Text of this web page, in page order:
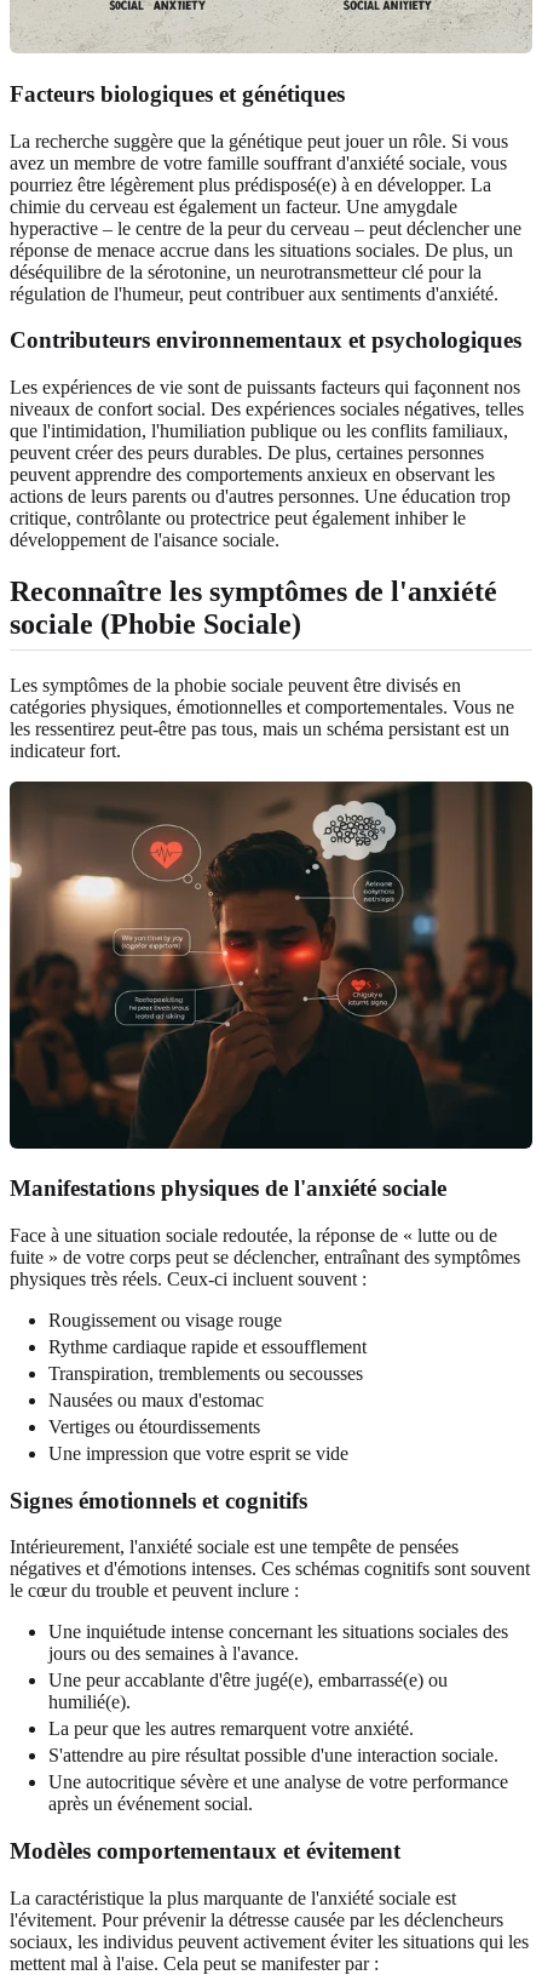
Facteurs biologiques et génétiques
La recherche suggère que la génétique peut jouer un rôle. Si vous
avez un membre de votre famille souffrant d'anxiété sociale, vous
pourriez être légèrement plus prédisposé(e) à en développer. La
chimie du cerveau est également un facteur. Une amygdale
hyperactive – le centre de la peur du cerveau – peut déclencher une
réponse de menace accrue dans les situations sociales. De plus, un
déséquilibre de la sérotonine, un neurotransmetteur clé pour la
régulation de l'humeur, peut contribuer aux sentiments d'anxiété.
Contributeurs environnementaux et psychologiques
Les expériences de vie sont de puissants facteurs qui façonnent nos
niveaux de confort social. Des expériences sociales négatives, telles
que l'intimidation, l'humiliation publique ou les conflits familiaux,
peuvent créer des peurs durables. De plus, certaines personnes
peuvent apprendre des comportements anxieux en observant les
actions de leurs parents ou d'autres personnes. Une éducation trop
critique, contrôlante ou protectrice peut également inhiber le
développement de l'aisance sociale.
Reconnaître les symptômes de l'anxiété
sociale (Phobie Sociale)
Les symptômes de la phobie sociale peuvent être divisés en
catégories physiques, émotionnelles et comportementales. Vous ne
les ressentirez peut-être pas tous, mais un schéma persistant est un
indicateur fort.
Manifestations physiques de l'anxiété sociale
Face à une situation sociale redoutée, la réponse de « lutte ou de
fuite » de votre corps peut se déclencher, entraînant des symptômes
physiques très réels. Ceux-ci incluent souvent :
Rougissement ou visage rouge
Rythme cardiaque rapide et essoufflement
Transpiration, tremblements ou secousses
Nausées ou maux d'estomac
Vertiges ou étourdissements
Une impression que votre esprit se vide
Signes émotionnels et cognitifs
Intérieurement, l'anxiété sociale est une tempête de pensées
négatives et d'émotions intenses. Ces schémas cognitifs sont souvent
le cœur du trouble et peuvent inclure :
Une inquiétude intense concernant les situations sociales des
jours ou des semaines à l'avance.
Une peur accablante d'être jugé(e), embarrassé(e) ou
humilié(e).
La peur que les autres remarquent votre anxiété.
S'attendre au pire résultat possible d'une interaction sociale.
Une autocritique sévère et une analyse de votre performance
après un événement social.
Modèles comportementaux et évitement
La caractéristique la plus marquante de l'anxiété sociale est
l'évitement. Pour prévenir la détresse causée par les déclencheurs
sociaux, les individus peuvent activement éviter les situations qui les
mettent mal à l'aise. Cela peut se manifester par :